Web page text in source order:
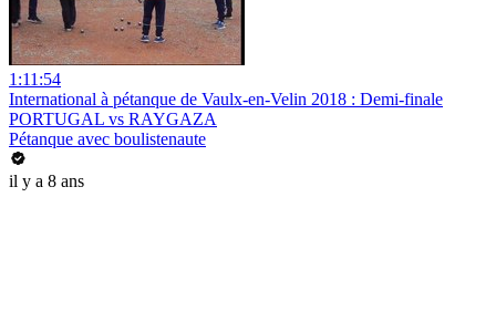
1:11:54
International à pétanque de Vaulx-en-Velin 2018 : Demi-finale
PORTUGAL vs RAYGAZA
Pétanque avec boulistenaute
il y a 8 ans